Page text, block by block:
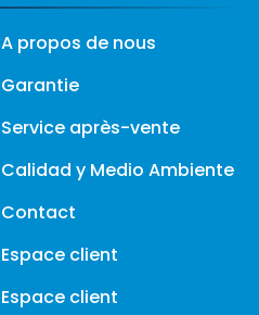
A propos de nous
Garantie
Service après-vente
Calidad y Medio Ambiente
Contact
Espace client
Espace client